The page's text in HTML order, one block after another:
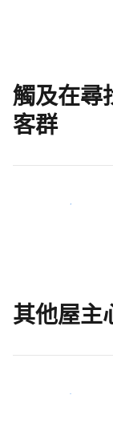
觸及在尋
客群
立即接觸新住客
其他屋主
加入同業的行列